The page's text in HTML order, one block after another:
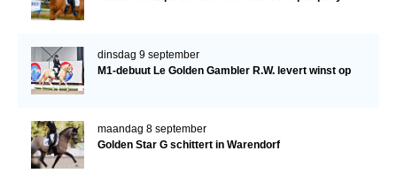
dinsdag 9 september
M1-debuut Le Golden Gambler R.W. levert winst op
maandag 8 september
Golden Star G schittert in Warendorf